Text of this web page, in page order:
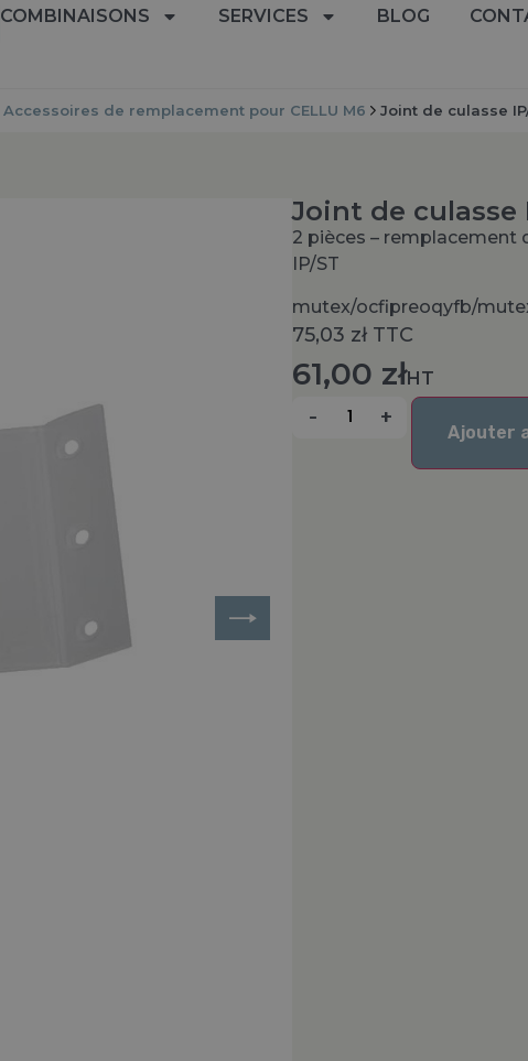
COMBINAISONS SERVICES BLOG
Accessoires de remplacement pour CELLU M6 Joint de culasse
Joint de culasse
2 pièces – remplacement
IP/ST
mutex/ocfipreoqyfb/
75,03 zł TTC
61,00 złHT
-
+
Ajouter